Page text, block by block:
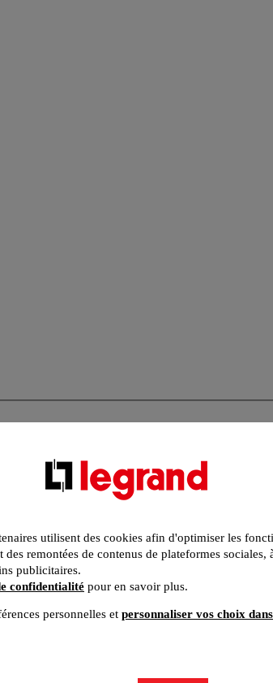
utilisent des cookies afin d'optimiser les
remontées de contenus de plateformes sociales,
publicitaires.
confidentialité pour en savoir plus.
personnelles et personnaliser vos choix